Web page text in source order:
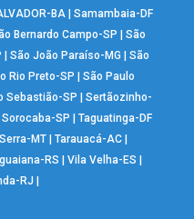
BA| Samambaia-DF
Bernardo Campo-SP |São
|São João Paraíso-MG |São
Rio Preto-SP |São Paulo
Sebastião-SP |Sertãozinho-
|Sorocaba-SP |Taguatinga-DF
MT| Tarauacá-AC|
RS |Vila Velha-ES
RJ